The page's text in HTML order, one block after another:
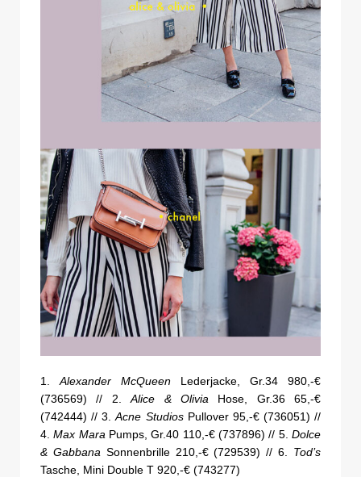
1. Alexander McQueen Lederjacke, Gr.34 980,-€
(736569) // 2.Alice & Olivia Hose, Gr.36 65,-€
(742444) // 3.Acne StudiosPullover 95,-€ (736051) //
4.Max Mara Pumps, Gr.40 110,-€ (737896) // 5.Dolce
& Gabbana Sonnenbrille 210,-€ (729539) // 6. Tod’s
Tasche, Mini Double T 920,-€ (743277)